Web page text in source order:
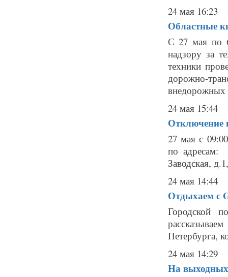
24 мая 16:23
Областные
С 27 мая по
надзору за
техники
дорожно-
внедорожных
24 мая 15:44
Отключение
27 мая с
по
Заводская,
24 мая 14:44
Отдыхаем с
Городской
Петербурга,
24 мая 14:29
На